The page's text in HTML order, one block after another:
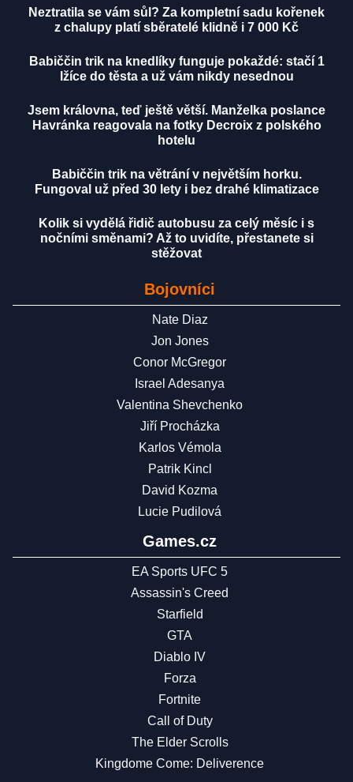
Neztratila se vám sůl? Za kompletní sadu kořenek
z chalupy platí sběratelé klidně i 7 000 Kč
Babiččin trik na knedlíky funguje pokaždé: stačí 1
lžíce do těsta a už vám nikdy nesednou
Jsem královna, teď ještě větší. Manželka poslance
Havránka reagovala na fotky Decroix z polského
hotelu
Babiččin trik na větrání v největším horku.
Fungoval už před 30 lety i bez drahé klimatizace
Kolik si vydělá řidič autobusu za celý měsíc i s
nočními směnami? Až to uvidíte, přestanete si
stěžovat
Bojovníci
Nate Diaz
Jon Jones
Conor McGregor
Israel Adesanya
Valentina Shevchenko
Jiří Procházka
Karlos Vémola
Patrik Kincl
David Kozma
Lucie Pudilová
Games.cz
EA Sports UFC 5
Assassin's Creed
Starfield
GTA
Diablo IV
Forza
Fortnite
Call of Duty
The Elder Scrolls
Kingdome Come: Deliverence